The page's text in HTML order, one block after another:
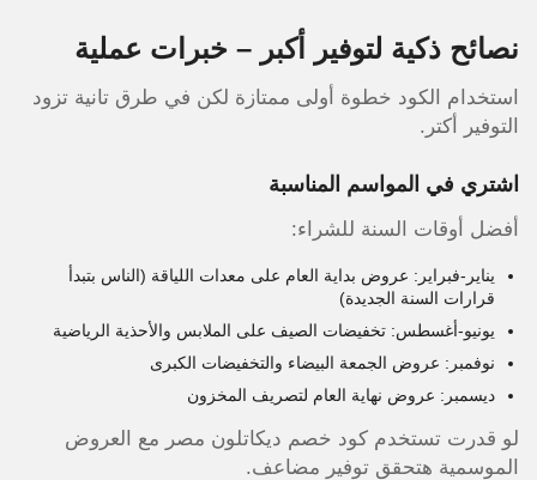
نصائح ذكية لتوفير أكبر – خبرات عملية
استخدام الكود خطوة أولى ممتازة لكن في طرق تانية تزود
التوفير أكتر.
اشتري في المواسم المناسبة
أفضل أوقات السنة للشراء:
يناير-فبراير: عروض بداية العام على معدات اللياقة (الناس بتبدأ
قرارات السنة الجديدة)
يونيو-أغسطس: تخفيضات الصيف على الملابس والأحذية الرياضية
نوفمبر: عروض الجمعة البيضاء والتخفيضات الكبرى
ديسمبر: عروض نهاية العام لتصريف المخزون
لو قدرت تستخدم كود خصم ديكاتلون مصر مع العروض
الموسمية هتحقق توفير مضاعف.